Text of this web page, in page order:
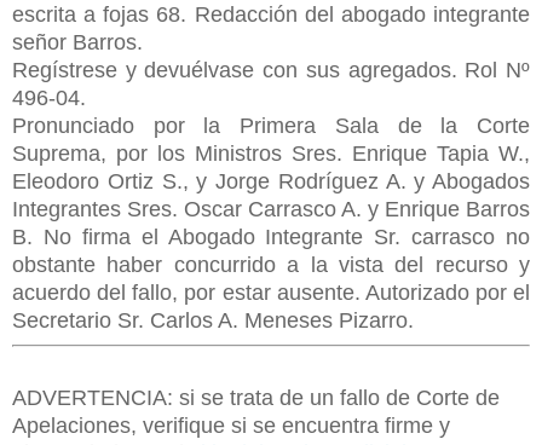
escrita a fojas 68. Redacción del abogado integrante
señor Barros.
Regístrese y devuélvase con sus agregados. Rol Nº
496-04.
Pronunciado por la Primera Sala de la Corte
Suprema, por los Ministros Sres. Enrique Tapia W.,
Eleodoro Ortiz S., y Jorge Rodríguez A. y Abogados
Integrantes Sres. Oscar Carrasco A. y Enrique Barros
B. No firma el Abogado Integrante Sr. carrasco no
obstante haber concurrido a la vista del recurso y
acuerdo del fallo, por estar ausente. Autorizado por el
Secretario Sr. Carlos A. Meneses Pizarro.
ADVERTENCIA: si se trata de un fallo de Corte de
Apelaciones, verifique si se encuentra firme y